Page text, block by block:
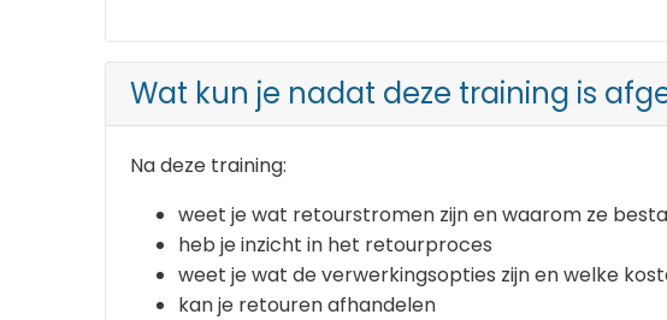
Wat kun je nadat deze training is
Na deze training:
weet je wat retourstromen zijn en waarom ze
heb je inzicht in het retourproces
weet je wat de verwerkingsopties zijn en welke
kan je retouren afhandelen